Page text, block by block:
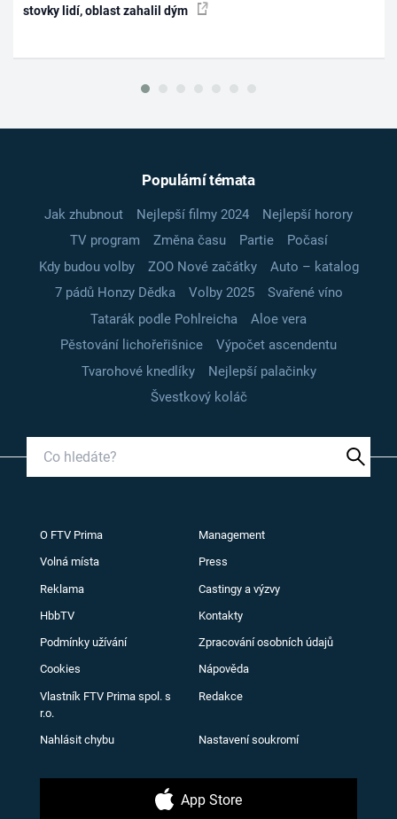
stovky lidí, oblast zahalil dým
Populární témata
Jak zhubnout Nejlepší filmy 2024
Nejlepší horory
TV program
Změna času Partie
Počasí
Kdy budou volby
ZOO Nové začátky
Auto – katalog
7 pádů Honzy Dědka
Volby 2025
Svařené víno
Tatarák podle Pohlreicha
Aloe vera
Pěstování lichořeřišnice
Výpočet ascendentu
Tvarohové knedlíky
Nejlepší palačinky
Švestkový koláč
O FTV Prima Management
Volná místa Press
Reklama Castingy a výzvy
HbbTV Kontakty
Podmínky užívání Zpracování osobních údajů
Cookies Nápověda
Vlastník FTV Prima spol. s
r.o.
Redakce
Nahlásit chybu Nastavení soukromí
App Store